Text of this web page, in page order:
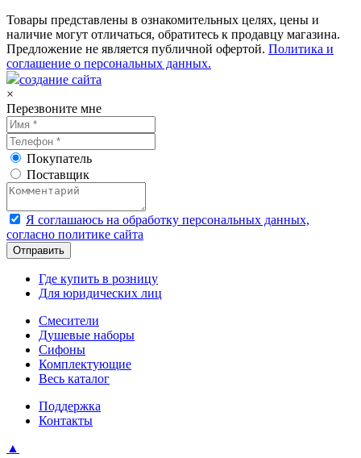
Товары представлены в ознакомительных целях, цены и
наличие могут отличаться, обратитесь к продавцу магазина.
Предложение не является публичной офертой. Политика и
соглашение о персональных данных.
создание сайта
×
Перезвоните мне
Покупатель
Поставщик
Я соглашаюсь на обработку персональных данных,
согласно политике сайта
Где купить в розницу
Для юридических лиц
Смесители
Душевые наборы
Сифоны
Комплектующие
Весь каталог
Поддержка
Контакты
▲